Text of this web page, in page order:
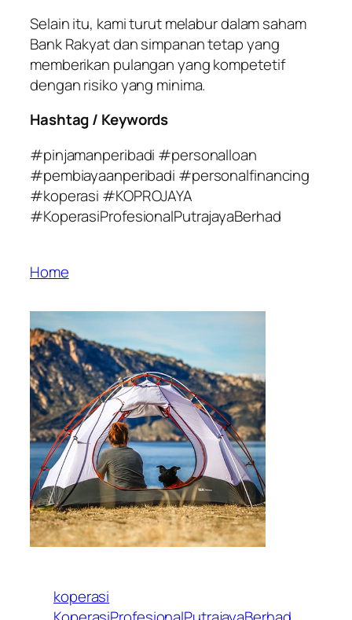
Selain itu, kami turut melabur dalam saham
Bank Rakyat dan simpanan tetap yang
memberikan pulangan yang kompetetif
dengan risiko yang minima.
Hashtag / Keywords
#pinjamanperibadi #personalloan
#pembiayaanperibadi #personalfinancing
#koperasi #KOPROJAYA
#KoperasiProfesionalPutrajayaBerhad
Home
koperasi